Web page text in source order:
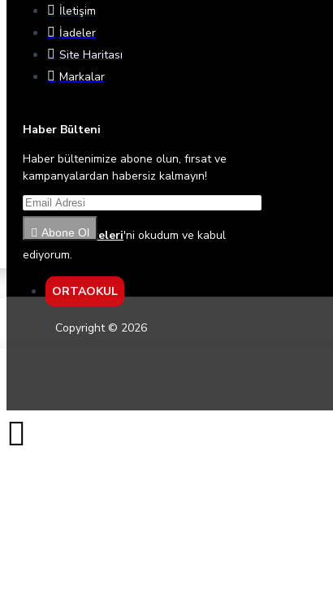
ORTAOKUL
İletişim
İadeler
Site Haritası
Markalar
Haber Bülteni
Haber bültenimize abone olun, fırsat ve
kampanyalardan habersiz kalmayın!
Abone Ol
Gizlilik İlkeleri'ni okudum ve kabul
ediyorum.
Copyright © 2026